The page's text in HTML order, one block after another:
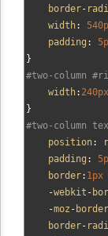
    border
-
    width
:
    padding
:
}
#two-column
    width
: 240px
}
#two-column
    position
:
    padding
:
    border
: 1px
-webkit -
-moz - border
    border
-